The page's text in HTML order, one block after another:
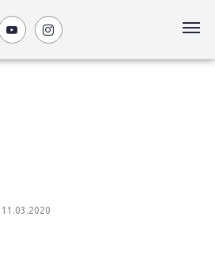
11.03.2020